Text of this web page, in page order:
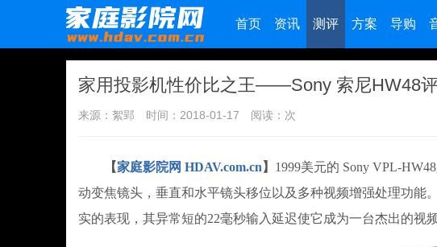
首页 资讯 测评 方案 导购
家用投影机性价比之王——Sony 索尼HW48
来源：絮郢 时间：2018-01-17 阅读： 次
【家庭影院网 HDAV.com.cn 】 1999美元的 Sony VPL-
动变焦镜头，垂直和水平镜头移位以及多种视频增强处理功能
实的表现，其异常短的22毫秒输入延迟使它成为一台杰出的视